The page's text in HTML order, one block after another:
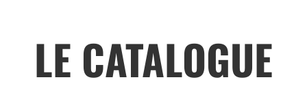
LE CATALOGUE